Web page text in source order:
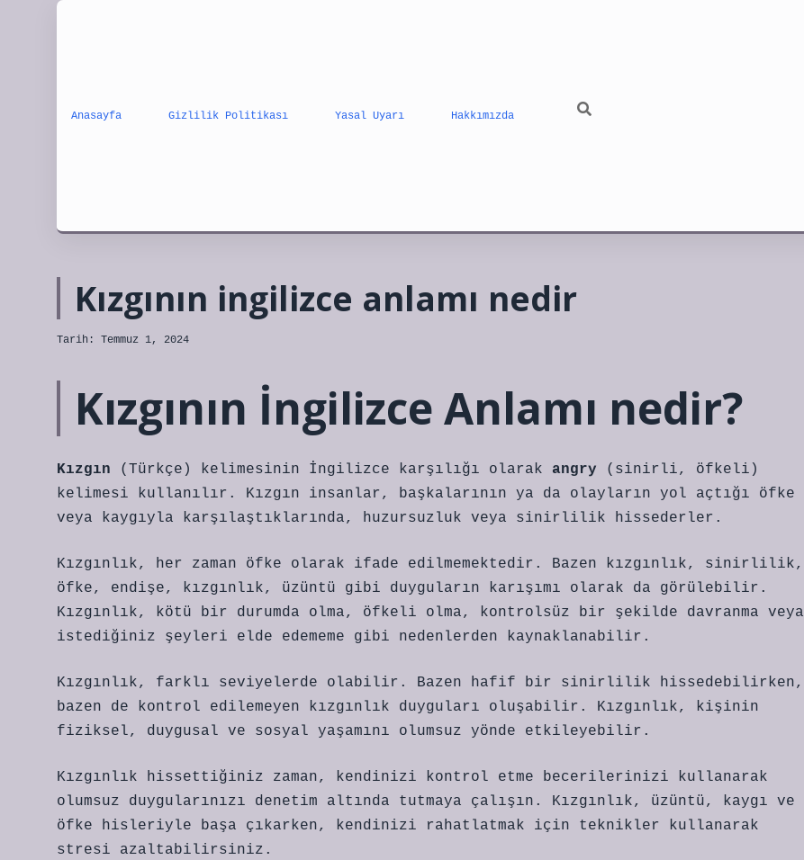
Anasayfa Gizlilik Politikası Yasal Uyarı Hakkımızda
Kızgının ingilizce anlamı nedir
Tarih: Temmuz 1, 2024
Kızgının İngilizce Anlamı nedir?
Kızgın (Türkçe) kelimesinin İngilizce karşılığı olarak angry (sinirli, öfkeli)
kelimesi kullanılır. Kızgın insanlar, başkalarının ya da olayların yol açtığı öfke
veya kaygıyla karşılaştıklarında, huzursuzluk veya sinirlilik hissederler.
Kızgınlık, her zaman öfke olarak ifade edilmemektedir. Bazen kızgınlık, sinirlilik,
öfke, endişe, kızgınlık, üzüntü gibi duyguların karışımı olarak da görülebilir.
Kızgınlık, kötü bir durumda olma, öfkeli olma, kontrolsüz bir şekilde davranma veya
istediğiniz şeyleri elde edememe gibi nedenlerden kaynaklanabilir.
Kızgınlık, farklı seviyelerde olabilir. Bazen hafif bir sinirlilik hissedebilirken,
bazen de kontrol edilemeyen kızgınlık duyguları oluşabilir. Kızgınlık, kişinin
fiziksel, duygusal ve sosyal yaşamını olumsuz yönde etkileyebilir.
Kızgınlık hissettiğiniz zaman, kendinizi kontrol etme becerilerinizi kullanarak
olumsuz duygularınızı denetim altında tutmaya çalışın. Kızgınlık, üzüntü, kaygı ve
öfke hisleriyle başa çıkarken, kendinizi rahatlatmak için teknikler kullanarak
stresi azaltabilirsiniz.